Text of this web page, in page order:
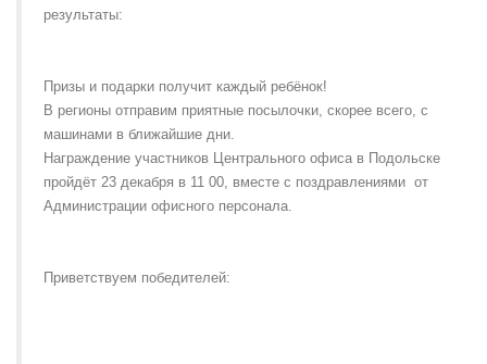
результаты:
Призы и подарки получит каждый ребёнок!
В регионы отправим приятные посылочки, скорее всего, с
машинами в ближайшие дни.
Награждение участников Центрального офиса в Подольске
пройдёт 23 декабря в 11 00, вместе с поздравлениями от
Администрации офисного персонала.
Приветствуем победителей: